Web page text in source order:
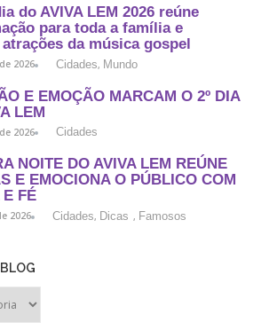
do AVIVA LEM 2026 reúne
para toda a família e
da música gospel
2026 Cidades, Mundo
E EMOÇÃO MARCAM O 2º DIA
LEM
2026 Cidades
NOITE DO AVIVA LEM REÚNE
E EMOCIONA O PÚBLICO COM
E FÉ
2026 Cidades, Dicas , Famosos